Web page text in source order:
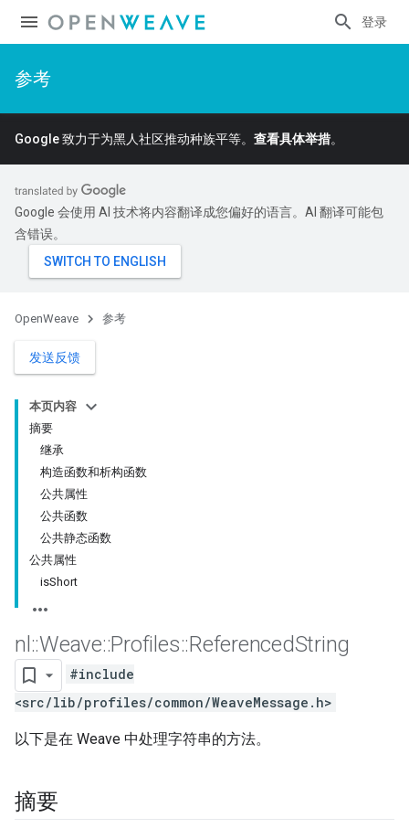
登录
参考
Google 致力于为黑人社区推动种族平等。 查看具体举措。
Google 会使用 AI 技术将内容翻译成您偏好的语言。AI 翻译可能包
含错误。
OpenWeave 参考
发送反馈
本页内容
摘要
继承
构造函数和析构函数
公共属性
公共函数
公共静态函数
公共属性
isShort
nl ::Weave::Profiles::ReferencedString
#include
<src/lib/profiles/common/WeaveMessage.h>
以下是在 Weave 中处理字符串的方法。
摘要